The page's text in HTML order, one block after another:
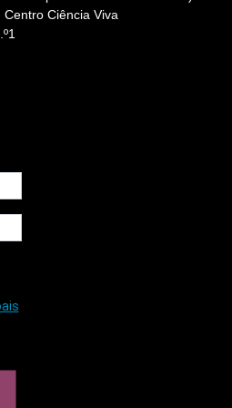
Ciência Viva